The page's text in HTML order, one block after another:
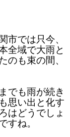
市では只今、
全域で大雨と
のも束の間、
でも雨が続き
思い出と化す
はどうでしょ
すね。